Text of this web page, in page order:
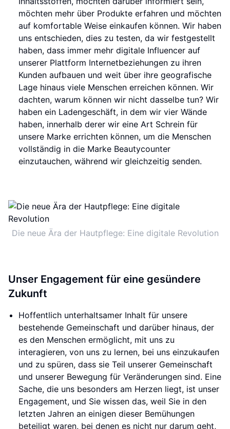
möchten mehr über Produkte erfahren und möchten
auf komfortable Weise einkaufen können. Wir haben
uns entschieden, dies zu testen, da wir festgestellt
haben, dass immer mehr digitale Influencer auf
unserer Plattform Internetbeziehungen zu ihren
Kunden aufbauen und weit über ihre geografische
Lage hinaus viele Menschen erreichen können. Wir
dachten, warum können wir nicht dasselbe tun? Wir
haben ein Ladengeschäft, in dem wir vier Wände
haben, innerhalb derer wir eine Art Schrein für
unsere Marke errichten können, um die Menschen
vollständig in die Marke Beautycounter
einzutauchen, während wir gleichzeitig senden.
Die neue Ära der Hautpflege: Eine digitale Revolution
Unser Engagement für eine gesündere
Zukunft
Hoffentlich unterhaltsamer Inhalt für unsere
bestehende Gemeinschaft und darüber hinaus, der
es den Menschen ermöglicht, mit uns zu
interagieren, von uns zu lernen, bei uns einzukaufen
und zu spüren, dass sie Teil unserer Gemeinschaft
und unserer Bewegung für Veränderungen sind. Eine
Sache, die uns besonders am Herzen liegt, ist unser
Engagement, und Sie wissen das, weil Sie in den
letzten Jahren an einigen dieser Bemühungen
beteiligt waren, bei denen es nicht nur darum geht,